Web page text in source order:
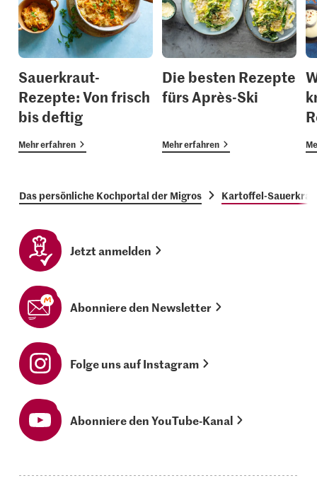
Sauerkraut-
Rezepte: Von frisch
bis deftig
Mehr erfahren
Die besten Rezepte
fürs Après-Ski
Mehr erfahren
Das persönliche Kochportal der Migros Kartoffel-
Jetzt anmelden
Abonniere den Newsletter
Folge uns auf Instagram
Abonniere den YouTube-Kanal